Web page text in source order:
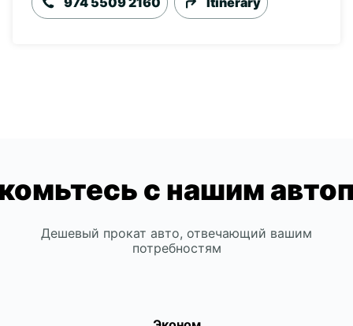
с нашим
Дешевый прокат авто, отвечающий вашим
потребностям